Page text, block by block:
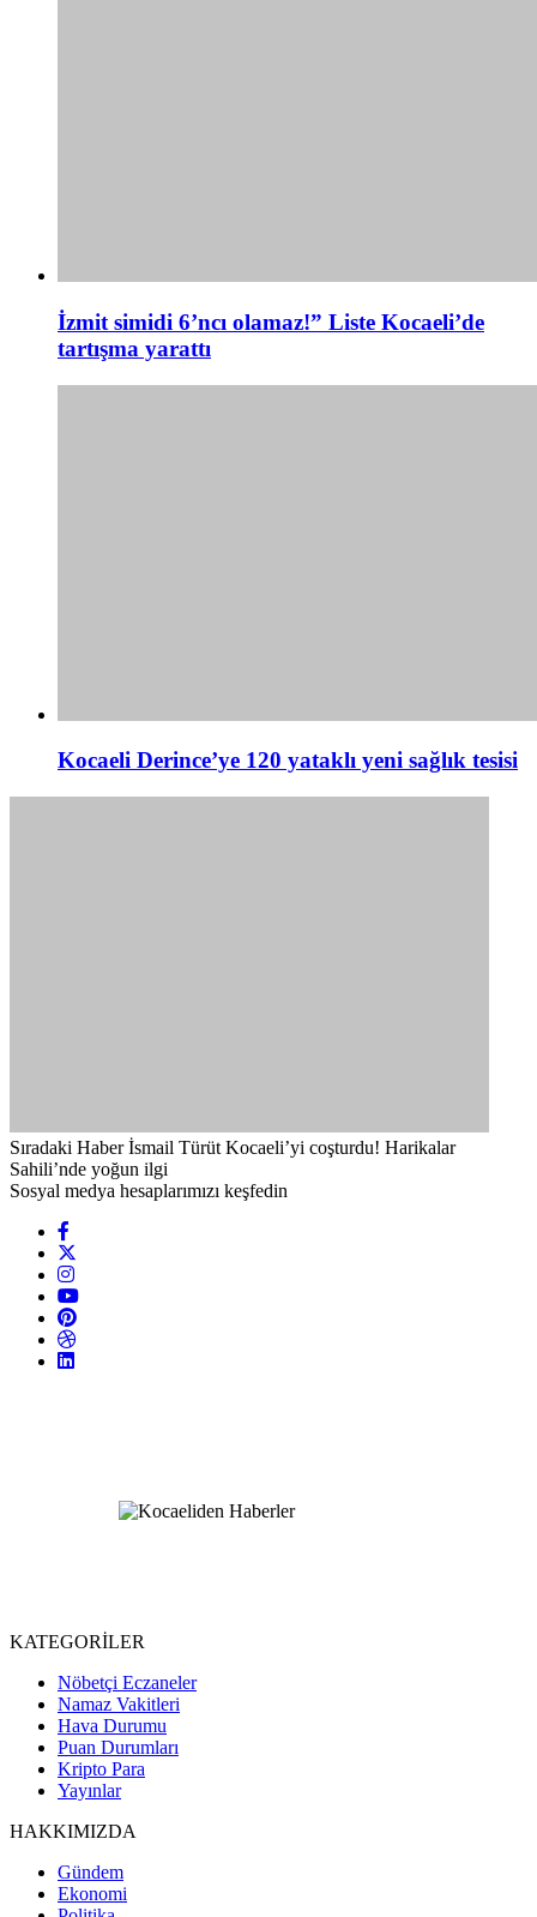
İzmit simidi 6’ncı olamaz!” Liste Kocaeli’de
tartışma yarattı
Kocaeli Derince’ye 120 yataklı yeni sağlık tesisi
Sıradaki Haber İsmail Türüt Kocaeli’yi coşturdu! Harikalar
Sahili’nde yoğun ilgi
Sosyal medya hesaplarımızı keşfedin
KATEGORİLER
Nöbetçi Eczaneler
Namaz Vakitleri
Hava Durumu
Puan Durumları
Kripto Para
Yayınlar
HAKKIMIZDA
Gündem
Ekonomi